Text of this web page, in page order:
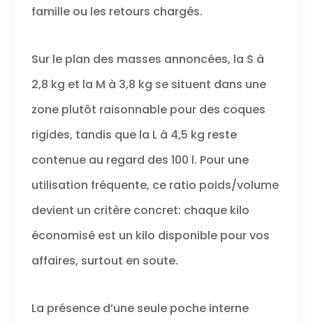
un intérieur astucieusement
maintient vêtements et
accessoires en place, limite les
plis et optimise l’espace de
Voyagez confortablement
grâce à un système trolley
télescopique en aluminium
robuste et une poignée
s’adapte naturellement à la
valises offrent un soutien fiable
et une manipulation facile à
famille ou les retours chargés.
Sur le plan des masses annoncées, la S à
2,8 kg et la M à 3,8 kg se situent dans une
zone plutôt raisonnable pour des coques
rigides, tandis que la L à 4,5 kg reste
contenue au regard des 100 l. Pour une
utilisation fréquente, ce ratio poids/volume
devient un critère concret: chaque kilo
économisé est un kilo disponible pour vos
affaires, surtout en soute.
La présence d’une seule poche interne